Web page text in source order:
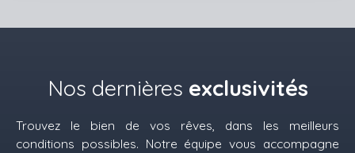
Nos dernières exclusivités
Trouvez le bien de vos rêves, dans les meilleurs
conditions possibles. Notre équipe vous accompagne